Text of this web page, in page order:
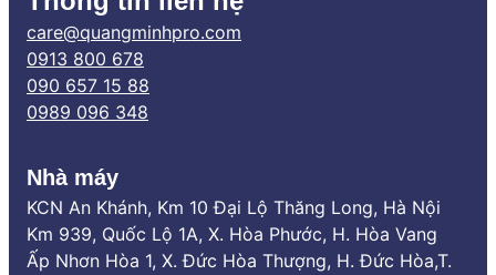
care@quangminhpro.com
0913 800 678
090 657 15 88
0989 096 348
Nhà máy
KCN An Khánh, Km 10 Đại Lộ Thăng Long, Hà Nội
Km 939, Quốc Lộ 1A, X. Hòa Phước, H. Hòa Vang
Ấp Nhơn Hòa 1, X. Đức Hòa Thượng, H. Đức Hòa,T.